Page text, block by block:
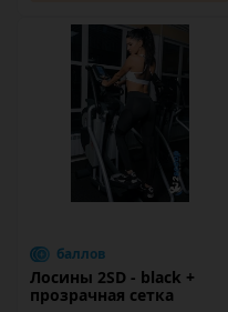
баллов
Лосины 2SD - black +
прозрачная сетка